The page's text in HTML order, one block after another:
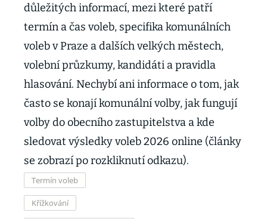
důležitých informací, mezi které patří
termín a čas voleb, specifika komunálních
voleb v Praze a dalších velkých městech,
volební průzkumy, kandidáti a pravidla
hlasování. Nechybí ani informace o tom, jak
často se konají komunální volby, jak fungují
volby do obecního zastupitelstva a kde
sledovat výsledky voleb 2026 online (články
se zobrazí po rozkliknutí odkazu).
Termín voleb
Křížkování